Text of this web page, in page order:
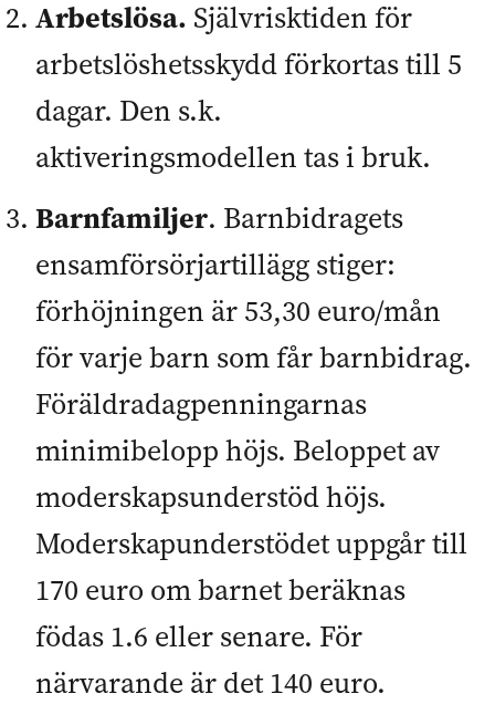
Arbetslösa. Självrisktiden för
arbetslöshetsskydd förkortas till 5
dagar. Den s.k.
aktiveringsmodellen tas i bruk.
Barnfamiljer. Barnbidragets
ensamförsörjartillägg stiger:
förhöjningen är 53,30 euro/mån
för varje barn som får barnbidrag.
Föräldradagpenningarnas
minimibelopp höjs. Beloppet av
moderskapsunderstöd höjs.
Moderskapunderstödet uppgår till
170 euro om barnet beräknas
födas 1.6 eller senare. För
närvarande är det 140 euro.